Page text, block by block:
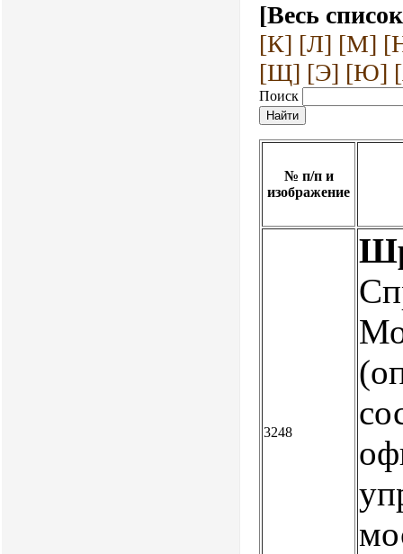
[Весь
[К] [Л] [М]
[Щ] [Э] [Ю]
Поиск
№ п/п и
изображение
3248